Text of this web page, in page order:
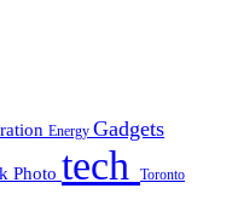
Energy Gadgets
Photo tech Toronto